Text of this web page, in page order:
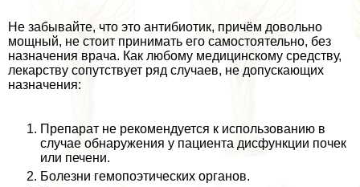
Не забывайте, что это антибиотик, причём довольно
мощный, не стоит принимать его самостоятельно, без
назначения врача. Как любому медицинскому средству,
лекарству сопутствует ряд случаев, не допускающих
назначения:
Препарат не рекомендуется к использованию в
случае обнаружения у пациента дисфункции почек
или печени.
Болезни гемопоэтических органов.